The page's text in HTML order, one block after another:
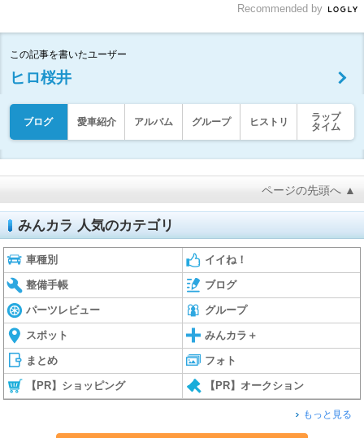
Recommended by
この記事を書いたユーザー
ヒロ桜井
ブログ 愛車紹介 アルバム グループ ヒストリ
ラップ
タイム
ページの先頭へ ▲
みんカラ 人気のカテゴリ
車種別 イイね！
整備手帳 ブログ
パーツレビュー グループ
スポット みんカラ＋
まとめ フォト
【PR】ショッピング 【PR】オークション
もっと見る